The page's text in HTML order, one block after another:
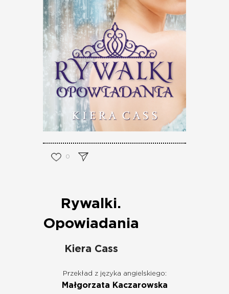
0
Rywalki.
Opowiadania
Kiera Cass
Przekład z języka angielskiego:
Małgorzata Kaczarowska